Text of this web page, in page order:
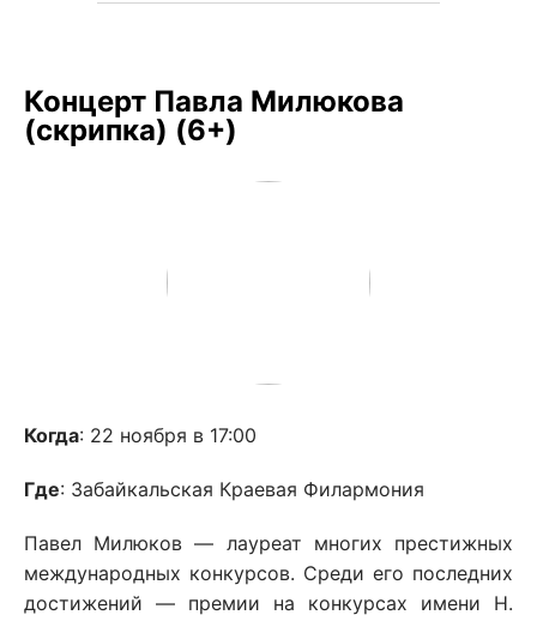
Концерт Павла Милюкова
(скрипка) (6+)
Когда: 22 ноября в 17:00
Где: Забайкальская Краевая Филармония
Павел Милюков — лауреат многих престижных
международных конкурсов. Среди его последних
достижений — премии на конкурсах имени Н.